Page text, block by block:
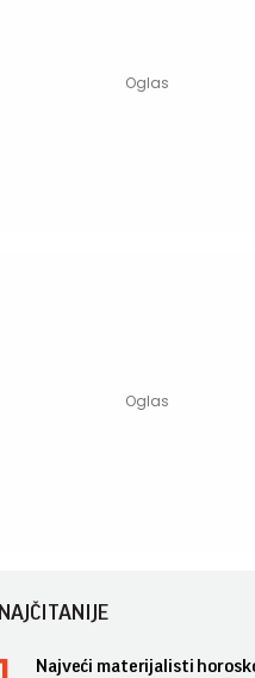
NAJČITANIJE
Najveći materijalisti